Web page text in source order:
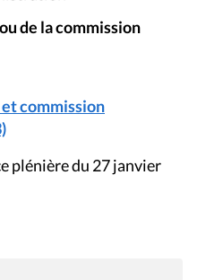
de la commission
commission
plénière du 27 janvier